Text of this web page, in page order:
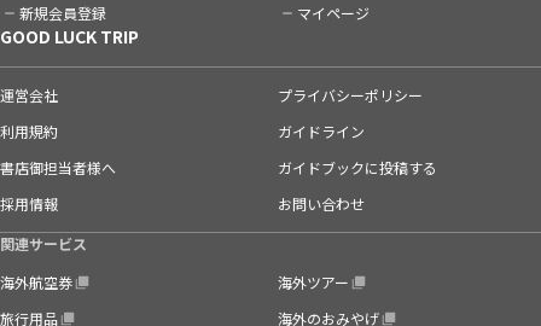
新規会員登録 マイページ
GOOD LUCK TRIP
運営会社
プライバシーポリシー
利用規約
ガイドライン
書店御担当者様へ
ガイドブックに投稿する
採用情報
お問い合わせ
関連サービス
海外航空券
海外ツアー
旅行用品
海外のおみやげ